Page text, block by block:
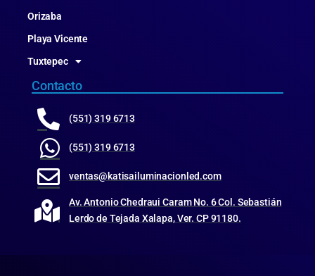
Orizaba
Playa Vicente
Tuxtepec
Contacto
(551) 319 6713
(551) 319 6713
ventas@katisailuminacionled.com
Av. Antonio Chedraui Caram No. 6 Col. Sebastián
Lerdo de Tejada Xalapa, Ver. CP 91180.